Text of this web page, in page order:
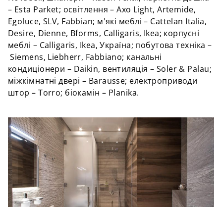
– Esta Parket; освітлення – Axo Light, Artemide,
Egoluce, SLV, Fabbian; м'які меблі – Cattelan Italia,
Desire, Dienne, Bforms, Calligaris, Ikea; корпусні
меблі – Calligaris, Ikea, Україна; побутова техніка –
Siemens, Liebherr, Fabbiano; канальні
кондиціонери – Daikin, вентиляція – Soler & Palau;
міжкімнатні двері – Barausse; електроприводи
штор – Torro; біокамін – Planika.